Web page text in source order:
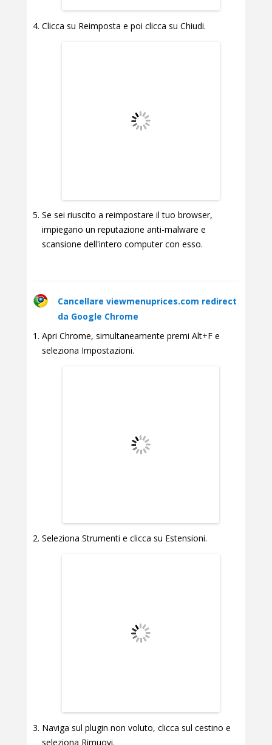
Clicca su Reimposta e poi clicca su Chiudi.
Se sei riuscito a reimpostare il tuo browser,
impiegano un reputazione anti-malware e
scansione dell'intero computer con esso.
Cancellare viewmenuprices.com redirect
da Google Chrome
Apri Chrome, simultaneamente premi Alt+F e
seleziona Impostazioni.
Seleziona Strumenti e clicca su Estensioni.
Naviga sul plugin non voluto, clicca sul cestino e
seleziona Rimuovi.